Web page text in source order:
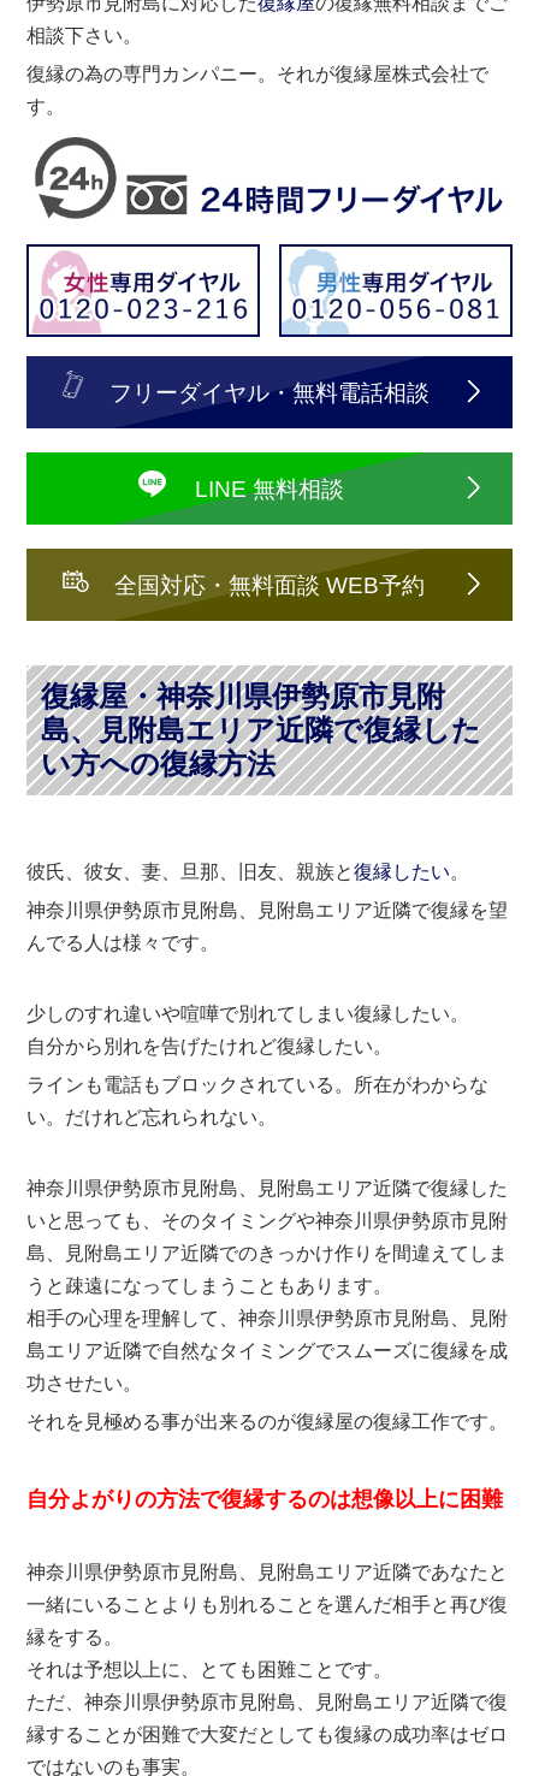
相談下さい。
復縁の為の専門カンパニー。それが復縁屋株式会社で
す。
フリーダイヤル・無料電話相談
LINE 無料相談
全国対応・無料面談 WEB予約
復縁屋・神奈川県伊勢原市見附
島、見附島エリア近隣で復縁した
い方への復縁方法
彼氏、彼女、妻、旦那、旧友、親族と復縁したい。
神奈川県伊勢原市見附島、見附島エリア近隣で復縁を望
んでる人は様々です。
少しのすれ違いや喧嘩で別れてしまい復縁したい。
自分から別れを告げたけれど復縁したい。
ラインも電話もブロックされている。所在がわからな
い。だけれど忘れられない。
神奈川県伊勢原市見附島、見附島エリア近隣で復縁した
いと思っても、そのタイミングや神奈川県伊勢原市見附
島、見附島エリア近隣でのきっかけ作りを間違えてしま
うと疎遠になってしまうこともあります。
相手の心理を理解して、神奈川県伊勢原市見附島、見附
島エリア近隣で自然なタイミングでスムーズに復縁を成
功させたい。
それを見極める事が出来るのが復縁屋の復縁工作です。
自分よがりの方法で復縁するのは想像以上に困難
神奈川県伊勢原市見附島、見附島エリア近隣であなたと
一緒にいることよりも別れることを選んだ相手と再び復
縁をする。
それは予想以上に、とても困難ことです。
ただ、神奈川県伊勢原市見附島、見附島エリア近隣で復
縁することが困難で大変だとしても復縁の成功率はゼロ
ではないのも事実。